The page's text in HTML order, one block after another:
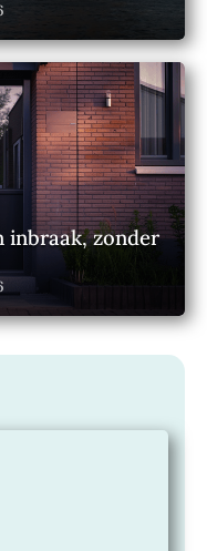
inbraak, zonder